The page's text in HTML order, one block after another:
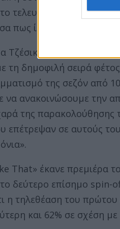
τελευταίο επεισόδιο
πως ίσως είναι ένα
Τζέσικα Πάρκερ, τον
τη δημοφιλή σειρά
της σεζόν από
να ανακοινώσουμε την
της
επέτρεψαν σε αυτούς
That» έκανε πρεμιέρα
δεύτερο επίσημο
η τηλεθέαση του
και 62% σε σχέση